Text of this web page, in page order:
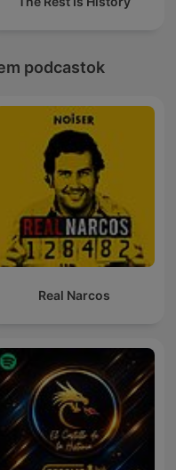
podcastok
Real Narcos